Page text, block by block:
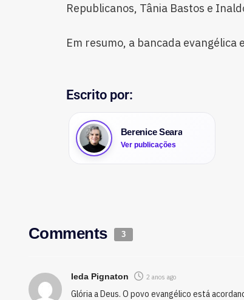
Republicanos, Tânia Bastos e
Em resumo, a bancada
Escrito por:
Berenice Seara
Ver publicações
Comments 3
Ieda Pignaton 2 anos ago
Glória a Deus. O povo evangélico está